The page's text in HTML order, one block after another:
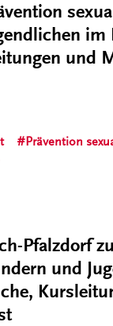
im
und
Prävention
Pfalzdorf
und